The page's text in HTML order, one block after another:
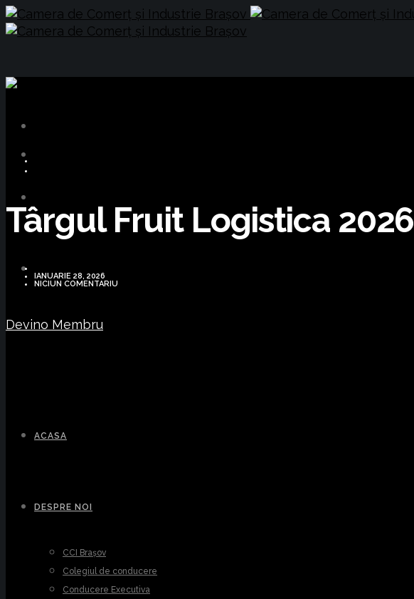
Devino Membru
ACASA
DESPRE NOI
CCI Brașov
Colegiul de conducere
Conducere Executiva
Târgul Fruit Logistica 2026
IANUARIE 28, 2026
NICIUN COMENTARIU